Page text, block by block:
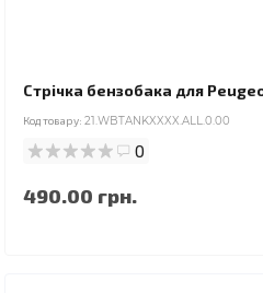
Стрічка бензобака для
Код товару: 21.WBTANKXXXX.ALL.0.00
0
490.00 грн.